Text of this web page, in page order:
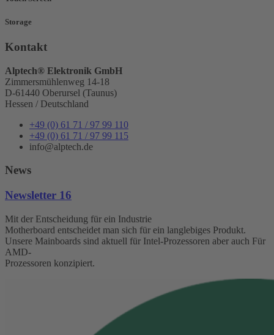
Storage
Kontakt
Alptech® Elektronik GmbH
Zimmersmühlenweg 14-18
D-61440 Oberursel (Taunus)
Hessen / Deutschland
+49 (0) 61 71 / 97 99 110
+49 (0) 61 71 / 97 99 115
info@alptech.de
News
Newsletter 16
Mit der Entscheidung für ein Industrie
Motherboard entscheidet man sich für ein langlebiges Produkt.
Unsere Mainboards sind aktuell für Intel-Prozessoren aber auch Für
AMD-
Prozessoren konzipiert.